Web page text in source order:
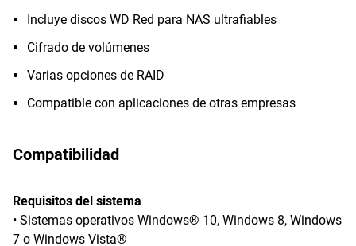
Incluye discos WD Red para NAS ultrafiables
Cifrado de volúmenes
Varias opciones de RAID
Compatible con aplicaciones de otras empresas
Compatibilidad
Requisitos del sistema
• Sistemas operativos Windows® 10, Windows 8, Windows
7 o Windows Vista®